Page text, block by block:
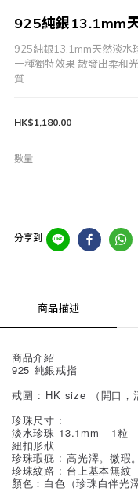
925純銀13.1mm
925純銀13.1mm天然淡水
一種獨特效果 散發出柔和
質
HK$1,180.00
數量
分享到
商品描述
商品介紹
925 純銀戒指
戒圍 : HK size （開口，
珍珠尺寸 :
淡水珍珠 13.1mm - 1粒
紐扣形狀
珍珠瑕疵 : 高光澤。微瑕
珍珠紋路 : 台上基本無紋
顏色：白色（珍珠白伴光澤